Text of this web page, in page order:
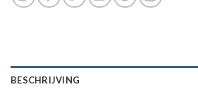
BESCHRIJVING